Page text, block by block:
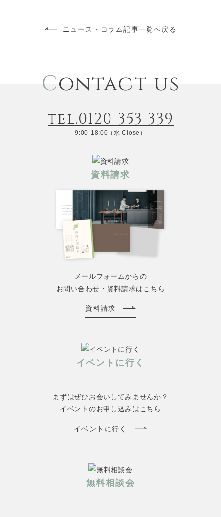
ニュース・コラム記事一覧へ戻る
Contact us
tel.0120-353-339
9:00-18:00（水 Close）
資料請求
メールフォームからの
お問い合わせ・資料請求はこちら
資料請求
イベントに行く
まずはぜひお会いしてみませんか？
イベントのお申し込みはこちら
イベントに行く
無料相談会